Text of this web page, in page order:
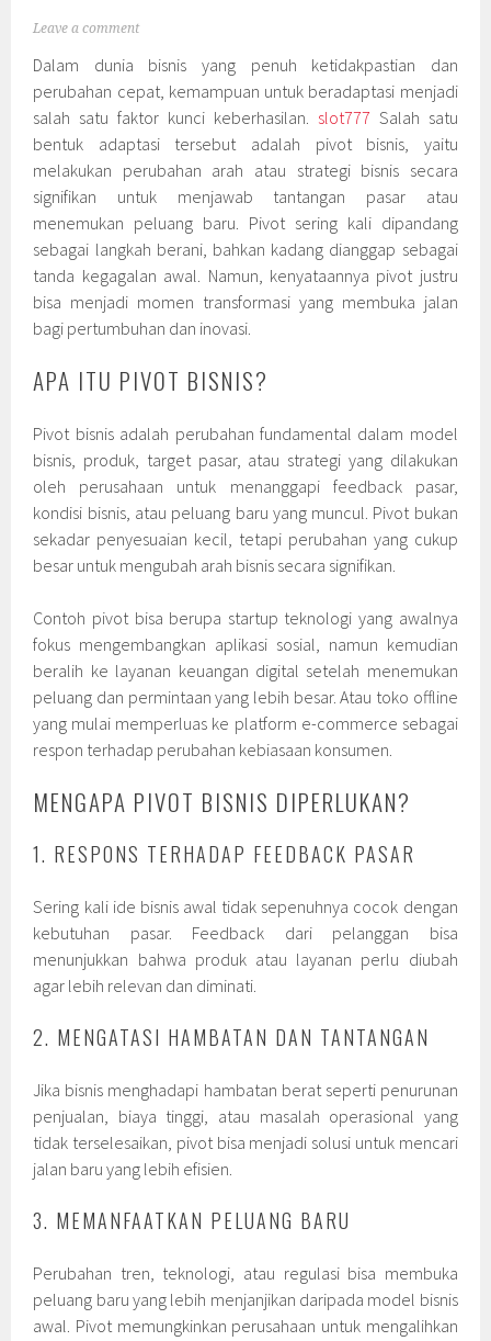
Leave a comment
Dalam dunia bisnis yang penuh ketidakpastian dan
perubahan cepat, kemampuan untuk beradaptasi menjadi
salah satu faktor kunci keberhasilan. slot777 Salah satu
bentuk adaptasi tersebut adalah pivot bisnis, yaitu
melakukan perubahan arah atau strategi bisnis secara
signifikan untuk menjawab tantangan pasar atau
menemukan peluang baru. Pivot sering kali dipandang
sebagai langkah berani, bahkan kadang dianggap sebagai
tanda kegagalan awal. Namun, kenyataannya pivot justru
bisa menjadi momen transformasi yang membuka jalan
bagi pertumbuhan dan inovasi.
APA ITU PIVOT BISNIS?
Pivot bisnis adalah perubahan fundamental dalam model
bisnis, produk, target pasar, atau strategi yang dilakukan
oleh perusahaan untuk menanggapi feedback pasar,
kondisi bisnis, atau peluang baru yang muncul. Pivot bukan
sekadar penyesuaian kecil, tetapi perubahan yang cukup
besar untuk mengubah arah bisnis secara signifikan.
Contoh pivot bisa berupa startup teknologi yang awalnya
fokus mengembangkan aplikasi sosial, namun kemudian
beralih ke layanan keuangan digital setelah menemukan
peluang dan permintaan yang lebih besar. Atau toko offline
yang mulai memperluas ke platform e-commerce sebagai
respon terhadap perubahan kebiasaan konsumen.
MENGAPA PIVOT BISNIS DIPERLUKAN?
1. RESPONS TERHADAP FEEDBACK PASAR
Sering kali ide bisnis awal tidak sepenuhnya cocok dengan
kebutuhan pasar. Feedback dari pelanggan bisa
menunjukkan bahwa produk atau layanan perlu diubah
agar lebih relevan dan diminati.
2. MENGATASI HAMBATAN DAN TANTANGAN
Jika bisnis menghadapi hambatan berat seperti penurunan
penjualan, biaya tinggi, atau masalah operasional yang
tidak terselesaikan, pivot bisa menjadi solusi untuk mencari
jalan baru yang lebih efisien.
3. MEMANFAATKAN PELUANG BARU
Perubahan tren, teknologi, atau regulasi bisa membuka
peluang baru yang lebih menjanjikan daripada model bisnis
awal. Pivot memungkinkan perusahaan untuk mengalihkan